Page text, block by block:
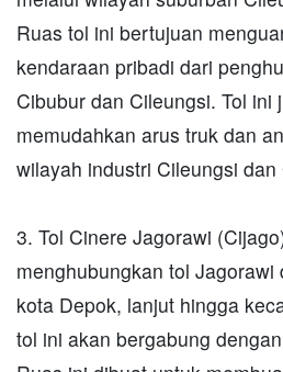
Ruas tol ini bertujuan
kendaraan pribadi dari
Cibubur dan Cileungsi. Tol ini
memudahkan arus truk dan
wilayah industri Cileungsi
3. Tol Cinere Jagorawi
menghubungkan tol
kota Depok, lanjut hingga
tol ini akan bergabung